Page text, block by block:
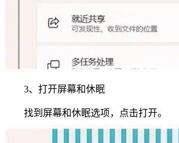
3、打开屏幕和休眠
找到屏幕和休眠选项，点击打开。